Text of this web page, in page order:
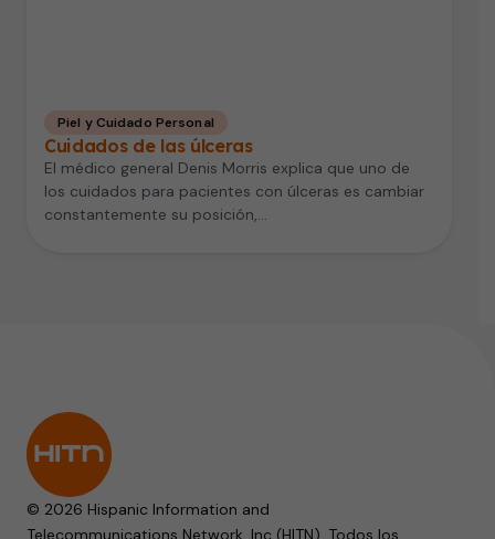
Piel y Cuidado Personal
Cuidados de las úlceras
El médico general Denis Morris explica que uno de
los cuidados para pacientes con úlceras es cambiar
constantemente su posición,…
© 2026 Hispanic Information and
Telecommunications Network, Inc (HITN). Todos los